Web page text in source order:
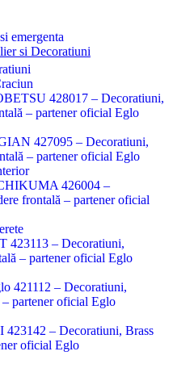
emergenta
si Decoratiuni